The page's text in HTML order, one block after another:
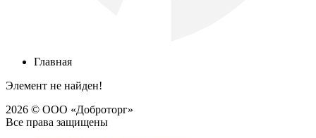
Главная
Элемент не найден!
2026 © ООО «Доброторг»
Все права защищены